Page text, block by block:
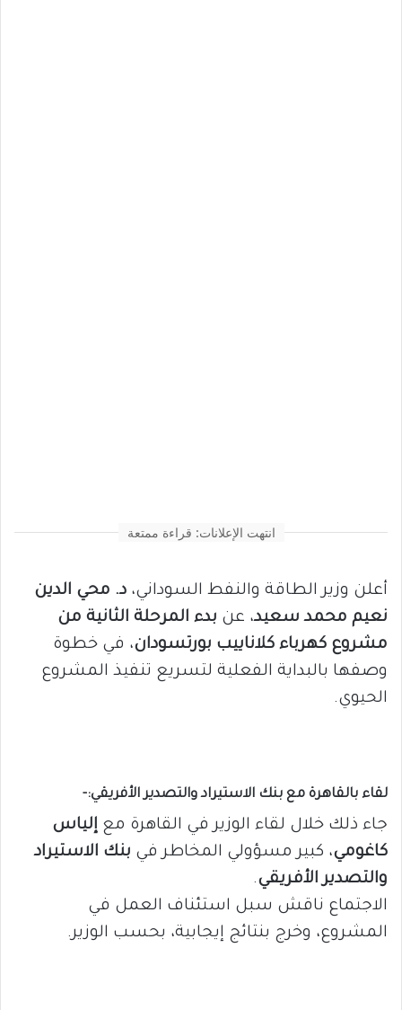
انتهت الإعلانات: قراءة ممتعة
أعلن وزير الطاقة والنفط السوداني، د. محي الدين
نعيم محمد سعيد، عن بدء المرحلة الثانية من
مشروع كهرباء كلاناييب بورتسودان، في خطوة
وصفها بالبداية الفعلية لتسريع تنفيذ المشروع
الحيوي.
لقاء بالقاهرة مع بنك الاستيراد والتصدير الأفريقي:-
جاء ذلك خلال لقاء الوزير في القاهرة مع إلياس
كاغومي، كبير مسؤولي المخاطر في بنك الاستيراد
والتصدير الأفريقي.
الاجتماع ناقش سبل استئناف العمل في
المشروع، وخرج بنتائج إيجابية، بحسب الوزير.